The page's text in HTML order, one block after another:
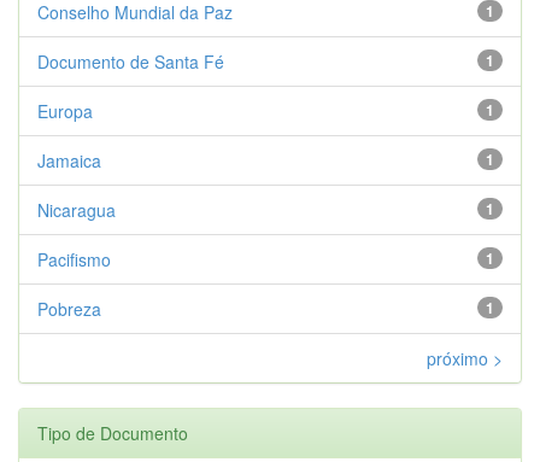
1
Conselho Mundial da Paz
1
Documento de Santa Fé
1
Europa
1
Jamaica
1
Nicaragua
1
Pacifismo
1
Pobreza
próximo >
Tipo de Documento